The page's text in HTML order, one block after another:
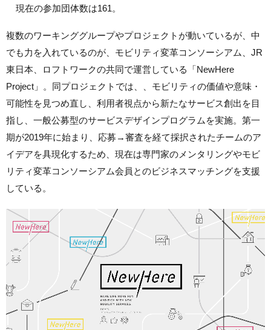
現在の参加団体数は161。
複数のワーキンググループやプロジェクトが動いているが、中
でも力を入れているのが、モビリティ変革コンソーシアム、JR
東日本、ロフトワークの共同で運営している「NewHere
Project」。同プロジェクトでは、、モビリティの価値や意味・
可能性を見つめ直し、利用者視点から新たなサービス創出を目
指し、一般公募型のサービスデザインプログラムを実施。第一
期が2019年に始まり、応募→審査を経て採択されたチームのア
イデアを具現化するため、現在は専門家のメンタリングやモビ
リティ変革コンソーシアム会員とのビジネスマッチングを支援
している。